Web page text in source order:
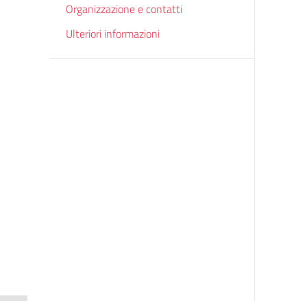
Organizzazione e contatti
Ulteriori informazioni